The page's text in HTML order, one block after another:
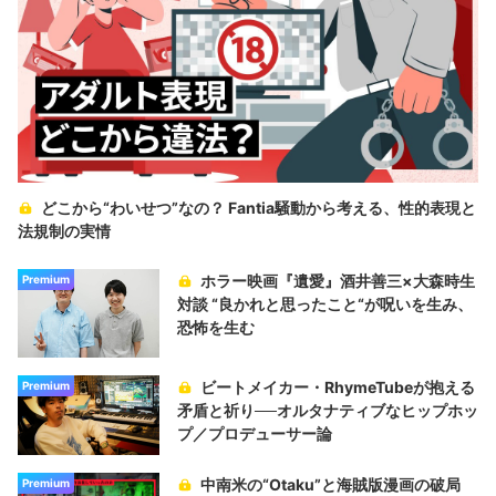
どこから“わいせつ”なの？ Fantia騒動から考える、性的表現と
法規制の実情
Premium
ホラー映画『遺愛』酒井善三×大森時生
対談 “良かれと思ったこと“が呪いを生み、
恐怖を生む
Premium
ビートメイカー・RhymeTubeが抱える
矛盾と祈り──オルタナティブなヒップホッ
プ／プロデューサー論
Premium
中南米の“Otaku”と海賊版漫画の破局